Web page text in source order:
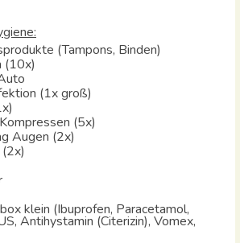
(Tampons, Binden)
(10x)
(1x groß)
(5x)
Augen (2x)
klein (Ibuprofen, Paracetamol,
Antihystamin (Citerizin), Vomex,